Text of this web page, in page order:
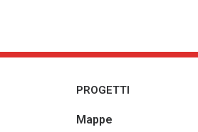
PROGETTI
Mappe